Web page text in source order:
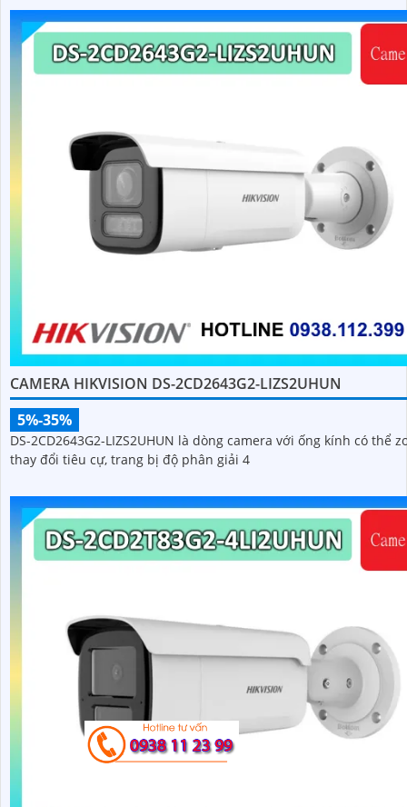
CAMERA HIKVISION DS-2CD2643G2-LIZS2UHUN
5%-35%
DS-2CD2643G2-LIZS2UHUN là dòng camera với ống kính có thể
thay đổi tiêu cự, trang bị độ phân giải 4